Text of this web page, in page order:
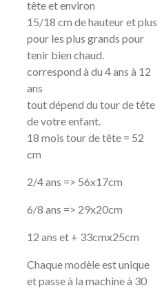
tête et environ
15/18 cm de hauteur et plus
pour les plus grands pour
tenir bien chaud.
correspond à du 4 ans à 12
ans
tout dépend du tour de tête
de votre enfant.
18 mois tour de tête = 52
cm
2/4 ans => 56x17cm
6/8 ans => 29x20cm
12 ans et + 33cmx25cm
Chaque modèle est unique
et passe à la machine à 30